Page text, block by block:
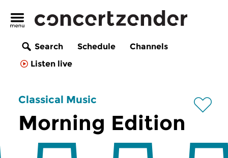
Search Schedule
Channels
Listen live
Classical Music
Morning Edition